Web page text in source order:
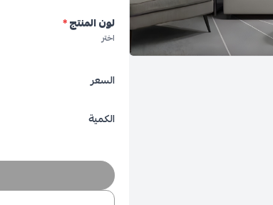
لون المنتج*
اختر
السعر
الكمية